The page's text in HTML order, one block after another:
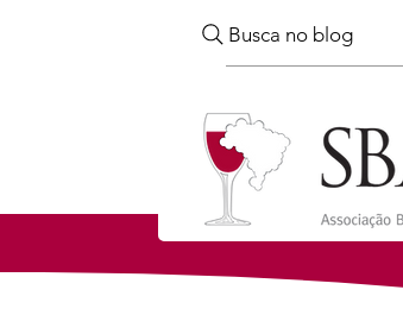
Busca no blog